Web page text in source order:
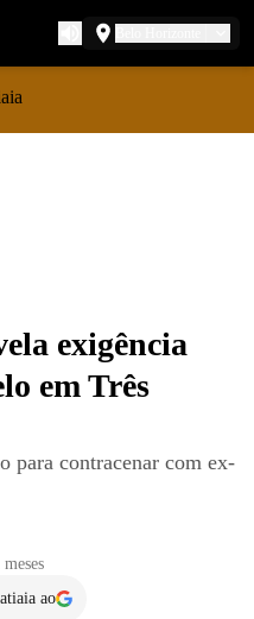
exigência
em Três
para contracenar com ex-
ao